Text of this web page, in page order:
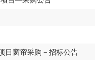
目窗帘采购－招标公告